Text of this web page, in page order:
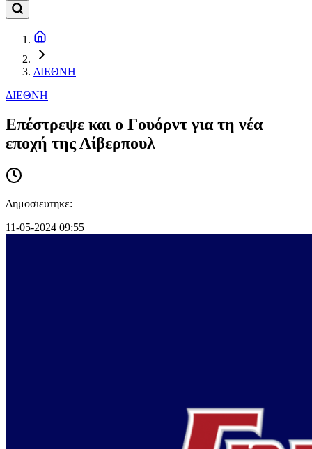
ΔΙΕΘΝΗ
ΔΙΕΘΝΗ
Επέστρεψε και ο Γουόρντ για τη νέα
εποχή της Λίβερπουλ
Δημοσιευτηκε:
11-05-2024 09:55